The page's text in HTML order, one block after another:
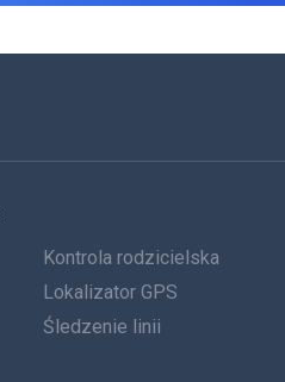
Kontrola rodzicielska
Lokalizator GPS
Śledzenie linii